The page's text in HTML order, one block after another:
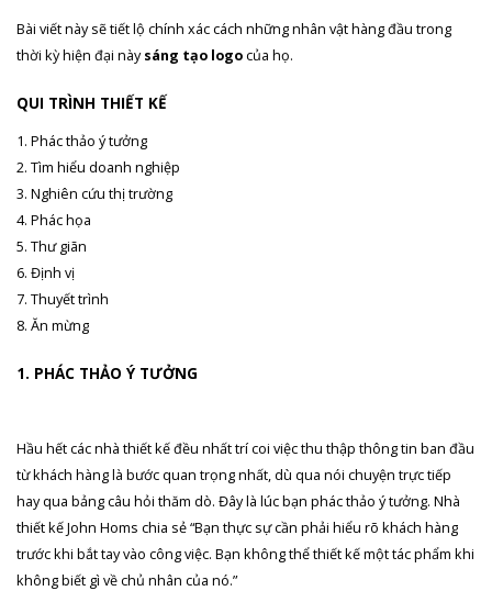
Bài viết này sẽ tiết lộ chính xác cách những nhân vật hàng đầu trong
thời kỳ hiện đại nàysáng tạo logocủa họ.
QUI TRÌNH THIẾT KẾ
1. Phác thảo ý tưởng
2. Tìm hiểu doanh nghiệp
3. Nghiên cứu thị trường
4. Phác họa
5. Thư giãn
6. Định vị
7. Thuyết trình
8. Ăn mừng
1. PHÁC THẢO Ý TƯỞNG
Hầu hết các nhà thiết kế đều nhất trí coi việc thu thập thông tin ban đầu
từ khách hàng là bước quan trọng nhất, dù qua nói chuyện trực tiếp
hay qua bảng câu hỏi thăm dò. Đây là lúc bạn phác thảo ý tưởng. Nhà
thiết kế John Homs chia sẻ “Bạn thực sự cần phải hiểu rõ khách hàng
trước khi bắt tay vào công việc. Bạn không thể thiết kế một tác phẩm khi
không biết gì về chủ nhân của nó.”